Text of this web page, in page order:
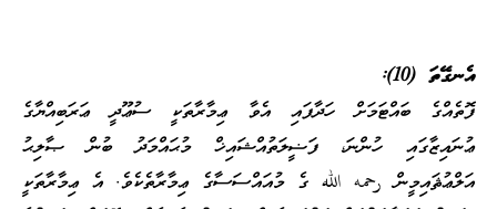
އެނގޭތަ (10):
ފޮތެއްގެ ބައްޓަމަށް ހަދާފައި އެވާ ޢިމާރާތަކީ ސުޢޫދީ ޢަރަބިއްޔާގެ
ޢުނައިޒާގައި ހުންނަ، ފަޟީލަތުއްޝައިޚް މުޙައްމަދު ބުން ޞާލިޙު
އަލްޢުޘައިމީން رحمه الله ގެ މުއައްސަސާގެ ޢިމާރާތެކެވެ. އެ ޢިމާރާތަކީ